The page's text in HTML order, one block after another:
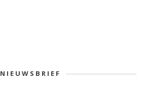
NIEUWSBRIEF